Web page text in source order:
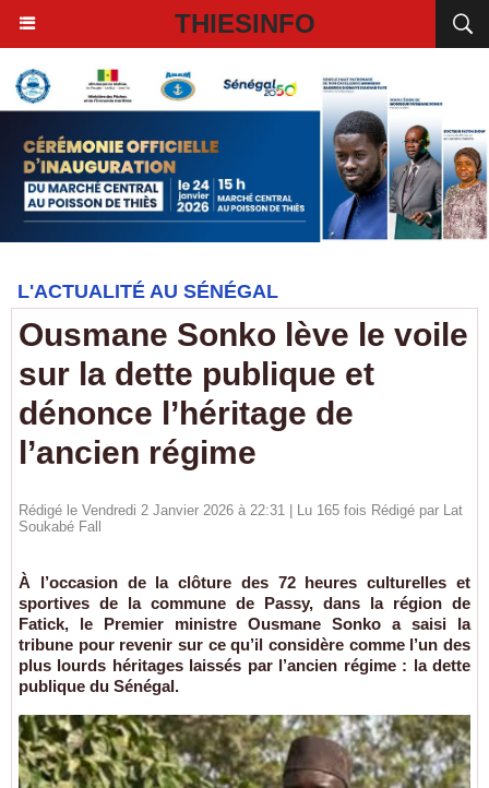
THIESINFO
L'ACTUALITÉ AU SÉNÉGAL
Ousmane Sonko lève le voile
sur la dette publique et
dénonce l’héritage de
l’ancien régime
Rédigé le Vendredi 2 Janvier 2026 à 22:31 | Lu 165 fois Rédigé par Lat
Soukabé Fall
À l’occasion de la clôture des 72 heures culturelles et
sportives de la commune de Passy, dans la région de
Fatick, le Premier ministre Ousmane Sonko a saisi la
tribune pour revenir sur ce qu’il considère comme l’un des
plus lourds héritages laissés par l’ancien régime : la dette
publique du Sénégal.